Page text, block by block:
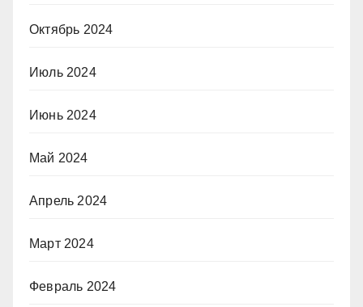
Октябрь 2024
Июль 2024
Июнь 2024
Май 2024
Апрель 2024
Март 2024
Февраль 2024